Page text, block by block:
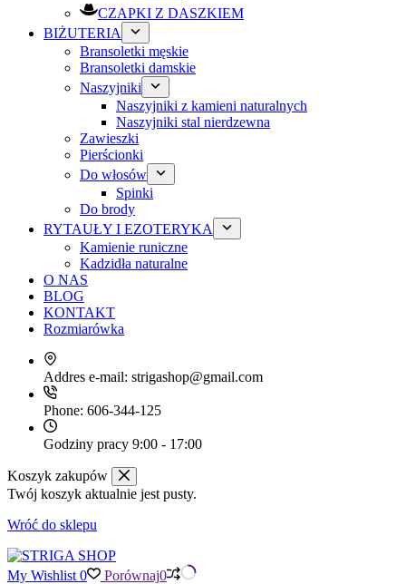
CZAPKI Z DASZKIEM
BIŻUTERIA
Bransoletki męskie
Bransoletki damskie
Naszyjniki
Naszyjniki z kamieni naturalnych
Naszyjniki stal nierdzewna
Zawieszki
Pierścionki
Do włosów
Spinki
Do brody
RYTAUŁY I EZOTERYKA
Kamienie runiczne
Kadzidła naturalne
O NAS
BLOG
KONTAKT
Rozmiarówka
Addres e-mail: strigashop@gmail.com
Phone: 606-344-125
Godziny pracy 9:00 - 17:00
Koszyk zakupów
Twój koszyk aktualnie jest pusty.
Wróć do sklepu
My Wishlist 0 Porównaj0